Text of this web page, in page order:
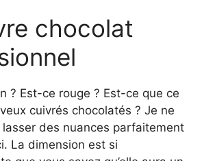
chocolat
? Est-ce rouge ? Est-ce que ce
cuivrés chocolatés ? Je ne
lasser des nuances parfaitement
La dimension est si